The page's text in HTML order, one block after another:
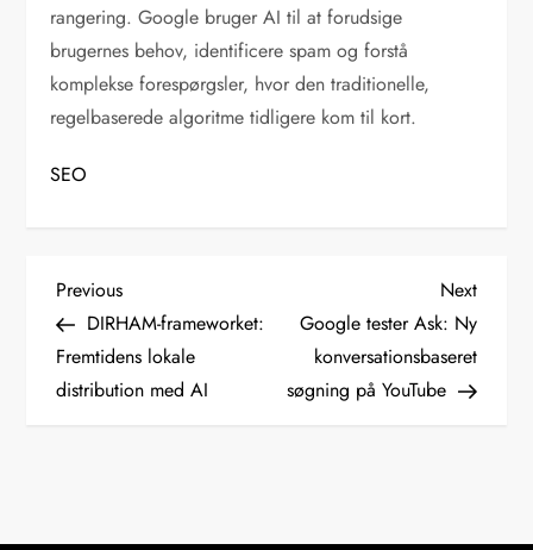
rangering. Google bruger AI til at forudsige
brugernes behov, identificere spam og forstå
komplekse forespørgsler, hvor den traditionelle,
regelbaserede algoritme tidligere kom til kort.
SEO
I
n
d
Previous
Post
Previous
DIRHAM-frameworket:
Fremtidens lokale
distribution med AI
Next
Post
Next
Google tester Ask: Ny
konversationsbaseret
søgning på YouTube